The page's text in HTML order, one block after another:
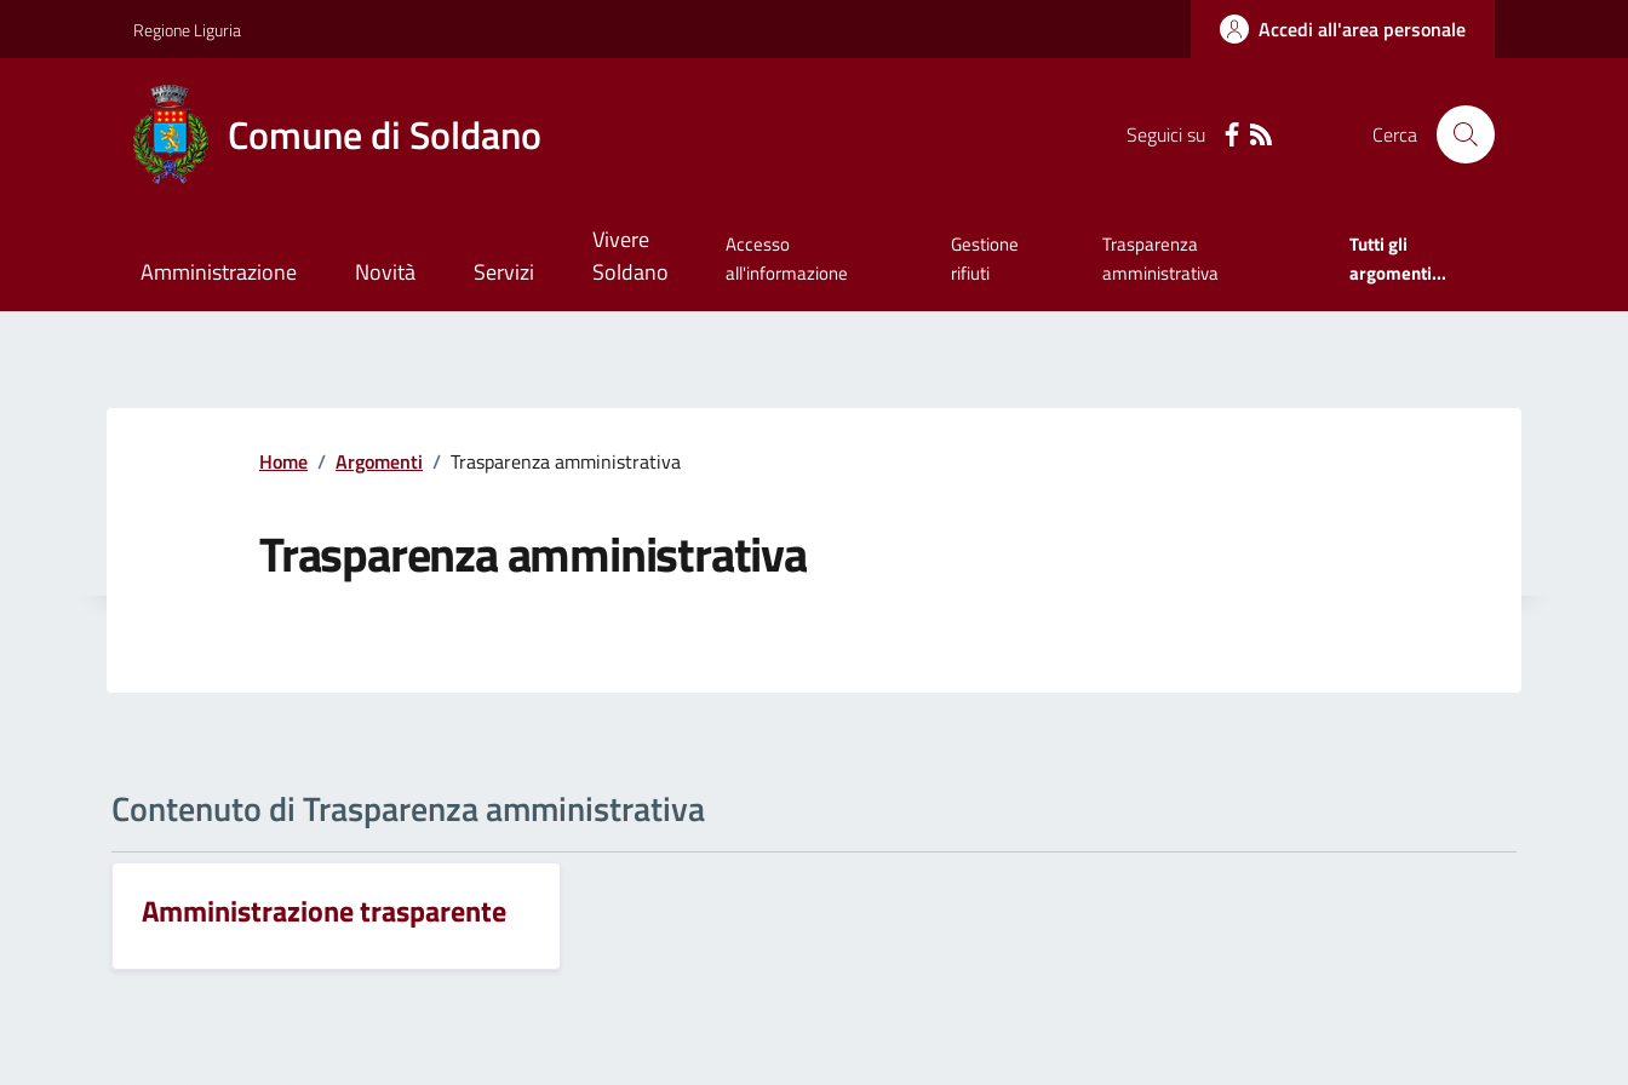
Regione Liguria Accedi all'area personale
Comune di Soldano Seguici su Cerca
Amministrazione Novità Servizi
Vivere
Soldano
Accesso
all'informazione
Gestione
rifiuti
Trasparenza
amministrativa
Tutti gli
argomenti...
Home / Argomenti / Trasparenza amministrativa
Trasparenza amministrativa
Contenuto di Trasparenza amministrativa
Amministrazione trasparente